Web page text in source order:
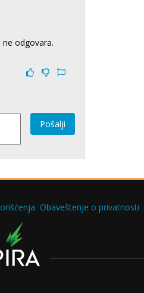
odgovara.
Pošalji
Obaveštenje o privatnosti